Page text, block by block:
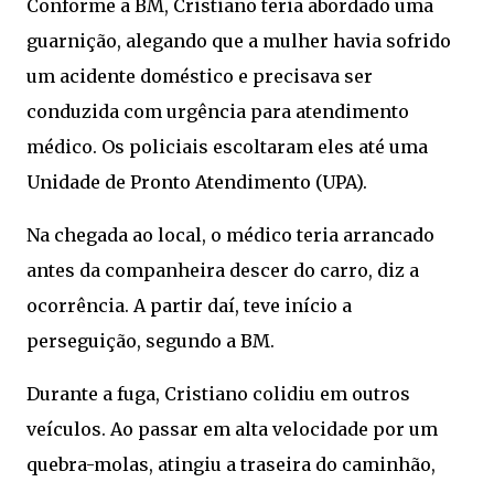
Conforme a BM, Cristiano teria abordado uma
guarnição, alegando que a mulher havia sofrido
um acidente doméstico e precisava ser
conduzida com urgência para atendimento
médico. Os policiais escoltaram eles até uma
Unidade de Pronto Atendimento (UPA).
Na chegada ao local, o médico teria arrancado
antes da companheira descer do carro, diz a
ocorrência. A partir daí, teve início a
perseguição, segundo a BM.
Durante a fuga, Cristiano colidiu em outros
veículos. Ao passar em alta velocidade por um
quebra-molas, atingiu a traseira do caminhão,